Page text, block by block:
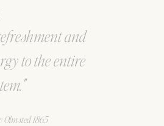
and
to the entire
1865